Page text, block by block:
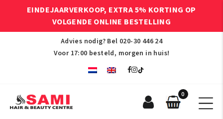
EINDEJAARVERKOOP, EXTRA 5% KORTING OP
VOLGENDE ONLINE BESTELLING
Advies nodig? Bel 020-30 446 24
Voor 17:00 besteld, morgen in huis!
0